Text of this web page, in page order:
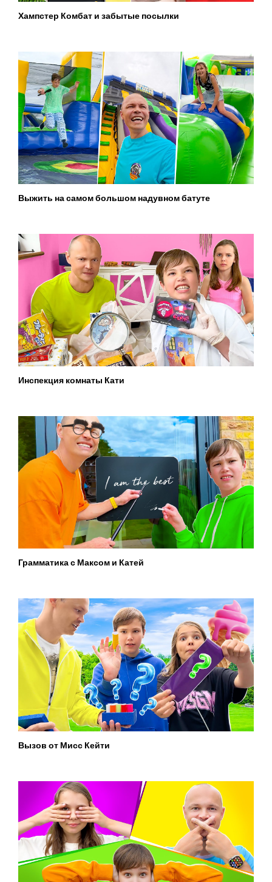
Хампстер Комбат и забытые посылки
Выжить на самом большом надувном батуте
Инспекция комнаты Кати
Грамматика с Максом и Катей
Вызов от Мисс Кейти